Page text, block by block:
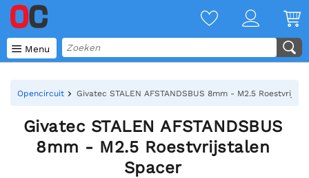
 Menu
Opencircuit Givatec STALEN AFSTANDSBUS 8mm - M2.5
Givatec STALEN AFSTANDSBUS
8mm - M2.5 Roestvrijstalen
Spacer